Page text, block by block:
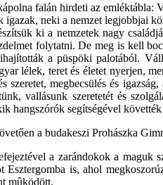
falán hirdeti az
igazak, neki a nemzet legjobbjai
ki a nemzetek nagy
folytatni. De meg is kell
a püspöki palotából.
lélek, teret és életet nyerjen,
szeretet, megbecsülés és
vallásunk szeretetét és
hangszórók segítségével követték
a budakeszi Prohászka
a zarándokok a maguk
Esztergomba is, ahol
mûködött.